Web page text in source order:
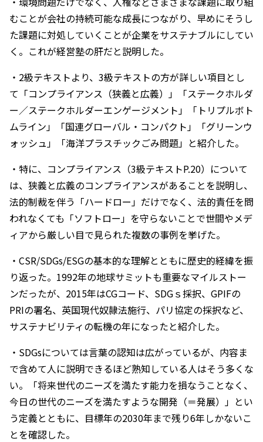
むことが会社の持続可能な成長につながり、早めにそうし
た課題に対処していくことが企業をサステナブルにしてい
く。これが経営塾の肝だと説明した。
・2級テキストより、3級テキストの方が詳しい項目とし
て「コンプライアンス（狭義と広義）」「ステークホルダ
ー／ステークホルダーエンゲージメント」「トリプルボト
ムライン」「国連グローバル・コンパクト」「グリーンウ
ォッシュ」「海洋プラスチックごみ問題」と紹介した。
・特に、コンプライアンス（3級テキストP.20）について
は、狭義と広義のコンプライアンスがあることを説明し、
法的制裁を伴う「ハードロー」だけでなく、法的責任を問
われなくても「ソフトロー」を守らないことで世間やメデ
ィアから厳しい目で見られた複数の事例を挙げた。
・CSR/SDGs/ESGの基本的な理解とともに歴史的経緯を振
り返った。1992年の地球サミットも重要なマイルストー
ンだったが、2015年はCGコード、SDGｓ採択、GPIFの
PRIの署名、英国現代奴隷法施行、パリ協定の採択など、
サステナビリティの転機の年になったと紹介した。
・SDGsについては言葉の認知は広がっているが、内容ま
で含めて人に説明できるほど熟知している人はそう多くな
い。「将来世代のニーズを満たす能力を損なうことなく、
今日の世代のニーズを満たすような開発（＝発展）」とい
う定義とともに、目標年の2030年まで残り6年しかないこ
とを確認した。